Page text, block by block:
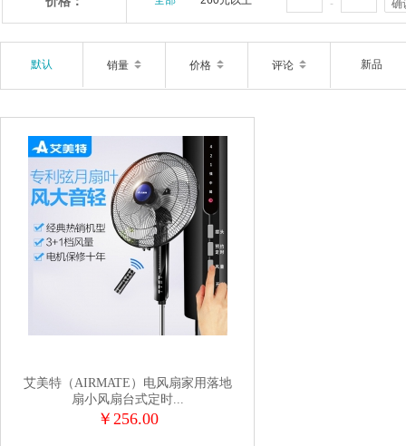
- 确
默认 销量 价格 评论 新品
艾美特（AIRMATE）电风扇家用落地
扇小风扇台式定时...
￥256.00